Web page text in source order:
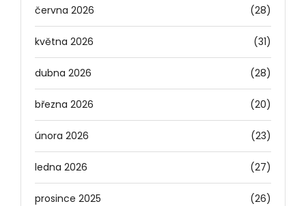
června 2026 (28)
května 2026 (31)
dubna 2026 (28)
března 2026 (20)
února 2026 (23)
ledna 2026 (27)
prosince 2025 (26)